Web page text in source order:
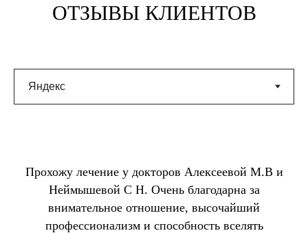
ОТЗЫВЫ КЛИЕНТОВ
Прохожу лечение у докторов Алексеевой М.В и
Неймышевой С Н. Очень благодарна за
внимательное отношение, высочайший
профессионализм и способность вселять